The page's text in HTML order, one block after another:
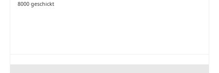
8000 geschickt